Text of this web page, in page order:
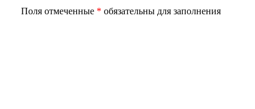
Поля отмеченные * обязательны для заполнения